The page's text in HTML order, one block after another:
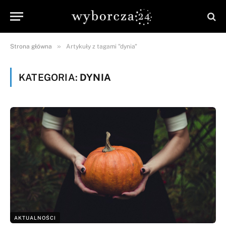
Strona główna » Artykuły z tagami "dynia"
KATEGORIA: DYNIA
AKTUALNOŚCI